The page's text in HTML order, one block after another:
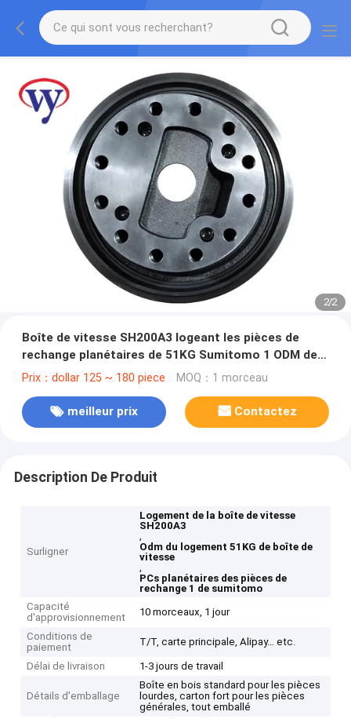
2/2
Boîte de vitesse SH200A3 logeant les pièces de
rechange planétaires de 51KG Sumitomo 1 ODM de
PCs
Prix：dollar 125 ~ 180 piece MOQ：1 morceau
meilleur prix Contactez
Description De Produit
Surligner
Logement de la boîte de vitesse
SH200A3
,
Odm du logement 51KG de boîte de
vitesse
,
PCs planétaires des pièces de
rechange 1 de sumitomo
Capacité
d'approvisionnement
10 morceaux, 1 jour
Conditions de
paiement
T/T, carte principale, Alipay… etc.
Délai de livraison 1-3 jours de travail
Détails d'emballage
Boîte en bois standard pour les pièces
lourdes, carton fort pour les pièces
générales, tout emballé